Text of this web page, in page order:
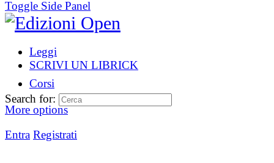
Toggle Side Panel
Leggi
SCRIVI UN LIBRICK
Corsi
More options
Entra Registrati
Search for: